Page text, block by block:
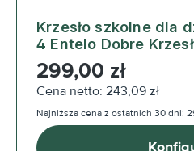
Krzesło szkolne dla
4 Entelo Dobre
Cena regularna:
299,00 zł
Cena netto: 243,09 zł
Najniższa cena z ostatnich 30 dni: